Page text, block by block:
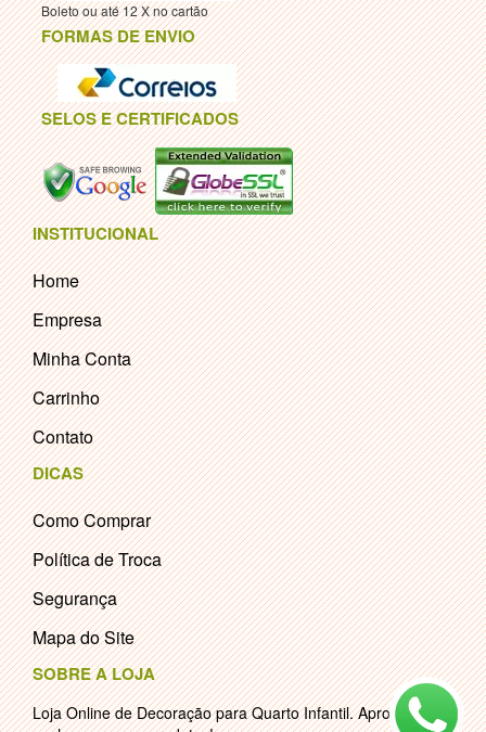
Boleto ou até 12 X no cartão
FORMAS DE ENVIO
SELOS E CERTIFICADOS
INSTITUCIONAL
Home
Empresa
Minha Conta
Carrinho
Contato
DICAS
Como Comprar
Política de Troca
Segurança
Mapa do Site
SOBRE A LOJA
Loja Online de Decoração para Quarto Infantil. Aproveite e